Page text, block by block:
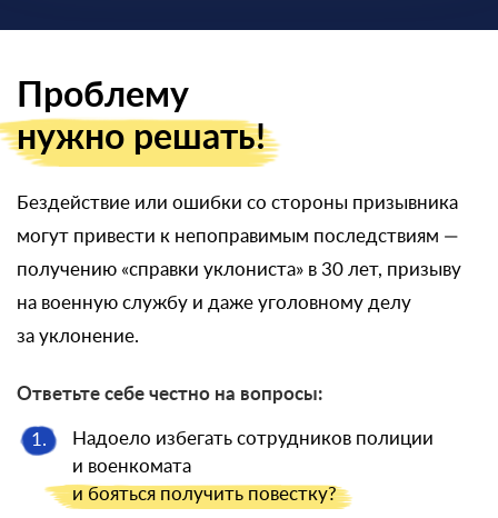
Проблему
нужно решать!
Бездействие или ошибки со стороны призывника
могут привести к непоправимым последствиям —
получению «справки уклониста» в 30 лет, призыву
на военную службу и даже уголовному делу
за уклонение.
Ответьте себе честно на вопросы:
1.
Надоело избегать сотрудников полиции
и военкомата
и бояться получить повестку?